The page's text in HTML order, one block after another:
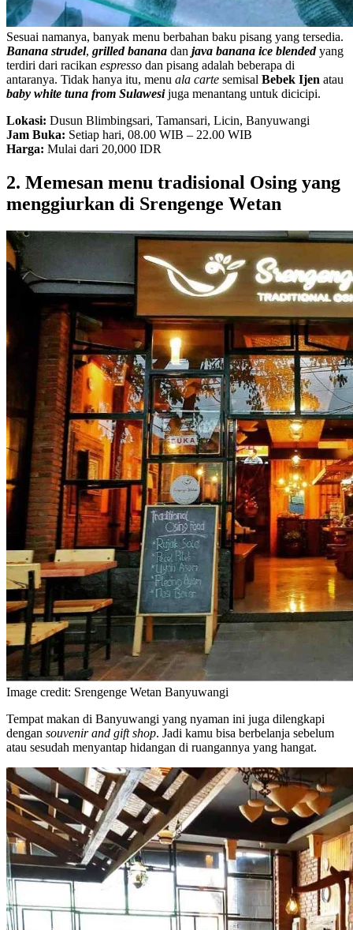
Sesuai namanya, banyak menu berbahan baku pisang yang tersedia.
Banana strudel, grilled banana dan java banana ice blendedyang
terdiri dari racikan espresso dan pisang adalah beberapa di
antaranya. Tidak hanya itu, menu ala carte semisal Bebek Ijen atau
baby white tuna from Sulawesijuga menantang untuk dicicipi.
Lokasi: Dusun Blimbingsari, Tamansari, Licin, Banyuwangi
Jam Buka: Setiap hari, 08.00 WIB – 22.00 WIB
Harga: Mulai dari 20,000 IDR
2. Memesan menu tradisional Osing yang
menggiurkan di Srengenge Wetan
Image credit: Srengenge Wetan Banyuwangi
Tempat makan di Banyuwangi yang nyaman ini juga dilengkapi
dengan souvenir and gift shop. Jadi kamu bisa berbelanja sebelum
atau sesudah menyantap hidangan di ruangannya yang hangat.